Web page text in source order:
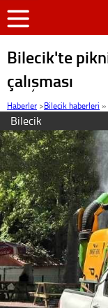
Bilecik'te
çalışması
Haberler >Bilecik haberleri »
Bilecik